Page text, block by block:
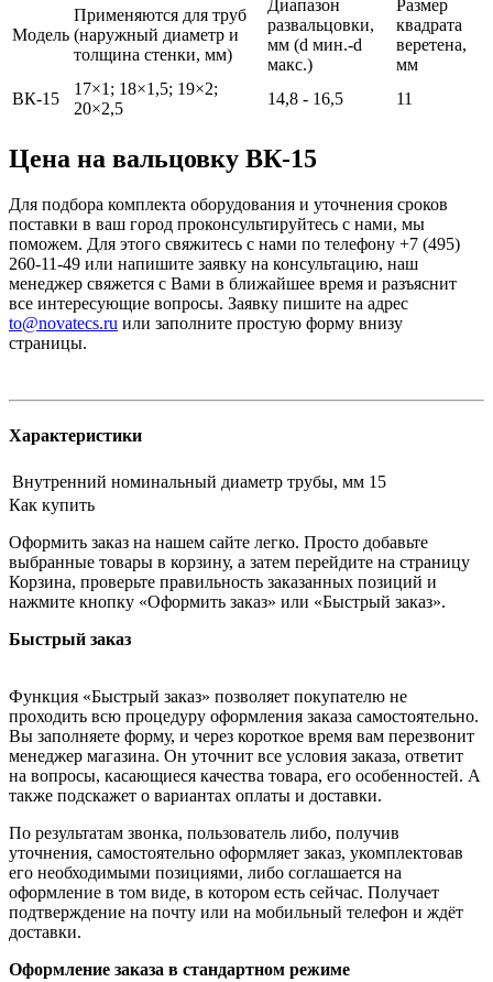
Модель
Применяются для труб
(наружный диаметр и
толщина стенки, мм)
Диапазон
развальцовки,
мм (d мин.-d
макс.)
Размер
квадрата
веретена,
мм
ВК-15
17×1; 18×1,5; 19×2;
20×2,5
14,8 - 16,5 11
Цена на вальцовку ВК-15
Для подбора комплекта оборудования и уточнения сроков
поставки в ваш город проконсультируйтесь с нами, мы
поможем. Для этого свяжитесь с нами по телефону +7 (495)
260-11-49 или напишите заявку на консультацию, наш
менеджер свяжется с Вами в ближайшее время и разъяснит
все интересующие вопросы. Заявку пишите на адрес
to@novatecs.ru или заполните простую форму внизу
страницы.
Характеристики
Внутренний номинальный диаметр трубы, мм 15
Как купить
Оформить заказ на нашем сайте легко. Просто добавьте
выбранные товары в корзину, а затем перейдите на страницу
Корзина, проверьте правильность заказанных позиций и
нажмите кнопку «Оформить заказ» или «Быстрый заказ».
Быстрый заказ
Функция «Быстрый заказ» позволяет покупателю не
проходить всю процедуру оформления заказа самостоятельно.
Вы заполняете форму, и через короткое время вам перезвонит
менеджер магазина. Он уточнит все условия заказа, ответит
на вопросы, касающиеся качества товара, его особенностей. А
также подскажет о вариантах оплаты и доставки.
По результатам звонка, пользователь либо, получив
уточнения, самостоятельно оформляет заказ, укомплектовав
его необходимыми позициями, либо соглашается на
оформление в том виде, в котором есть сейчас. Получает
подтверждение на почту или на мобильный телефон и ждёт
доставки.
Оформление заказа в стандартном режиме